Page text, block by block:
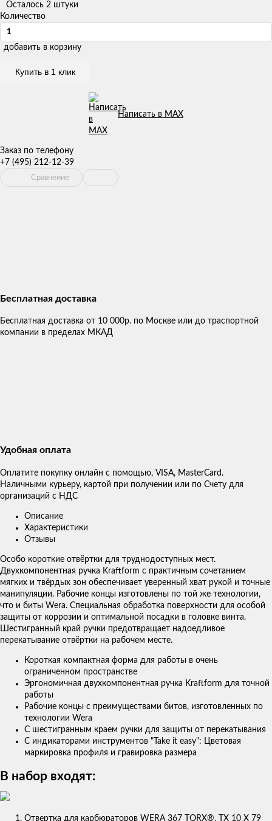
Осталось 2 штуки
Количество
добавить в корзину
Купить в 1 клик
Написать в MAX
Заказ по телефону
+7 (495) 212-12-39
Сравнение
Бесплатная доставка
Бесплатная доставка от 10 000р. по Москве или до траспортной
компании в пределах МКАД
Удобная оплата
Оплатите покупку онлайн с помощью, VISA, MasterCard.
Наличными курьеру, картой при получении или по Счету для
организаций с НДС
Описание
Характеристики
Отзывы
Особо короткие отвёртки для труднодоступных мест.
Двухкомпонентная ручка Kraftform с практичным сочетанием
мягких и твёрдых зон обеспечивает уверенный хват рукой и точные
манипуляции. Рабочие концы изготовлены по той же технологии,
что и биты Wera. Специальная обработка поверхности для особой
защиты от коррозии и оптимальной посадки в головке винта.
Шестигранный край ручки предотвращает надоедливое
перекатывание отвёртки на рабочем месте.
Короткая компактная форма для работы в очень
ограниченном пространстве
Эргономичная двухкомпонентная ручка Kraftform для точной
работы
Рабочие концы с преимуществами битов, изготовленных по
технологии Wera
С шестигранным краем ручки для защиты от перекатывания
С индикаторами инструментов "Take it easy": Цветовая
маркировка профиля и гравировка размера
В набор входят:
Отвертка для карбюраторов WERA 367 TORX®, TX 10 X 79